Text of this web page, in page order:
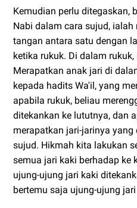
Kemudian perlu ditegaskan,
Nabi dalam cara sujud,
tangan antara satu dengan
ketika rukuk. Di dalam
Merapatkan anak jari di
kepada hadits Wa'il, yang
apabila rukuk, beliau
ditekankan ke lututnya, dan
merapatkan jari-jarinya
sujud. Hikmah kita lakukan
semua jari kaki berhadap ke
ujung-ujung jari kaki
bertemu saja ujung-ujung